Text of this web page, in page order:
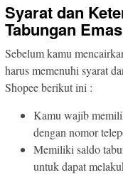
Syarat dan
Tabungan
Sebelum kamu
harus memenuhi syarat
Shopee berikut ini :
Kamu wajib
dengan nomor
Memiliki saldo
untuk dapat